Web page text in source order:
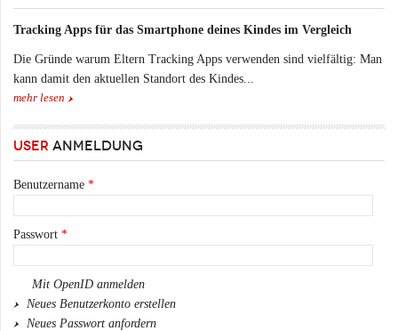
Tracking Apps für das Smartphone deines Kindes im Vergleich
Die Gründe warum Eltern Tracking Apps verwenden sind vielfältig: Man
kann damit den aktuellen Standort des Kindes...
mehr lesen
USER ANMELDUNG
Benutzername *
Passwort *
Mit OpenID anmelden
Neues Benutzerkonto erstellen
Neues Passwort anfordern